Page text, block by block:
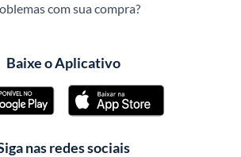
com sua compra?
Baixe o Aplicativo
nas redes sociais